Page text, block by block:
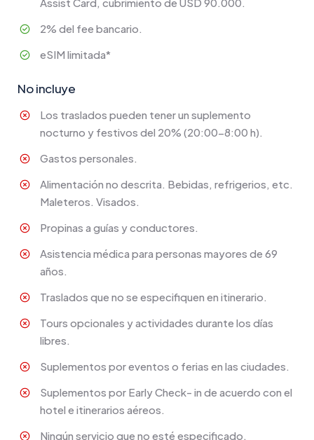
2% del fee bancario.
eSIM limitada*
No incluye
Los traslados pueden tener un suplemento
nocturno y festivos del 20% (20:00-8:00 h).
Gastos personales.
Alimentación no descrita. Bebidas, refrigerios, etc.
Maleteros. Visados.
Propinas a guías y conductores.
Asistencia médica para personas mayores de 69
años.
Traslados que no se especifiquen en itinerario.
Tours opcionales y actividades durante los días
libres.
Suplementos por eventos o ferias en las ciudades.
Suplementos por Early Check- in de acuerdo con el
hotel e itinerarios aéreos.
Ningún servicio que no esté especificado.